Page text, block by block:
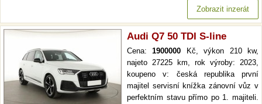
Zobrazit inzerát
Audi Q7 50 TDI S-line
Cena:1900000 Kč, výkon 210 kw,
najeto 27225 km, rok výroby: 2023,
koupeno v: česká republika první
majitel servisní knížka zánovní vůz v
perfektním stavu přímo po 1. majiteli.